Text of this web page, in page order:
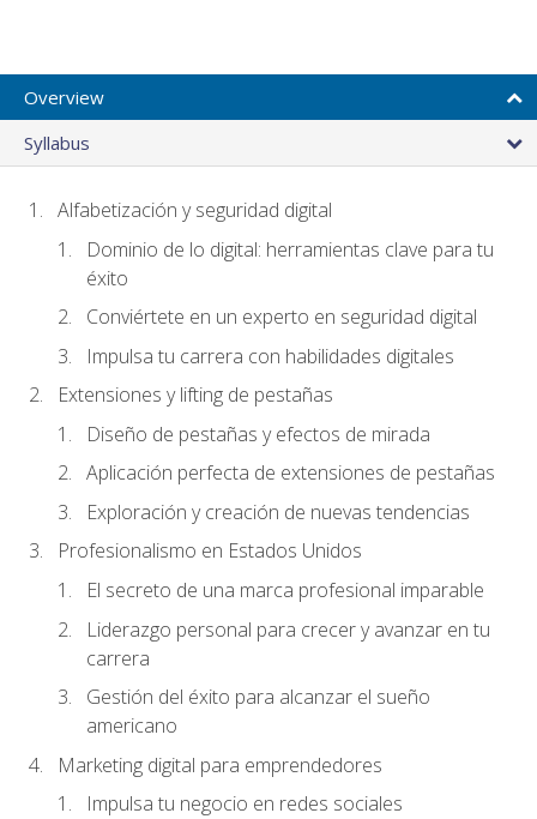
Overview
Syllabus
Alfabetización y seguridad digital
Dominio de lo digital: herramientas clave para tu
éxito
Conviértete en un experto en seguridad digital
Impulsa tu carrera con habilidades digitales
Extensiones y lifting de pestañas
Diseño de pestañas y efectos de mirada
Aplicación perfecta de extensiones de pestañas
Exploración y creación de nuevas tendencias
Profesionalismo en Estados Unidos
El secreto de una marca profesional imparable
Liderazgo personal para crecer y avanzar en tu
carrera
Gestión del éxito para alcanzar el sueño
americano
Marketing digital para emprendedores
Impulsa tu negocio en redes sociales